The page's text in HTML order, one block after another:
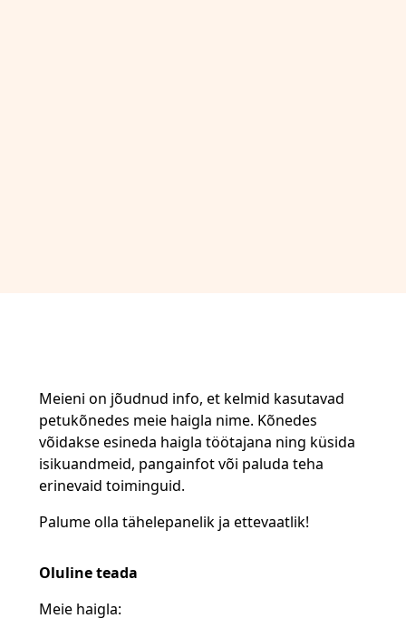
Meieni on jõudnud info, et kelmid kasutavad
petukõnedes meie haigla nime. Kõnedes
võidakse esineda haigla töötajana ning küsida
isikuandmeid, pangainfot või paluda teha
erinevaid toiminguid.
Palume olla tähelepanelik ja ettevaatlik!
Oluline teada
Meie haigla: